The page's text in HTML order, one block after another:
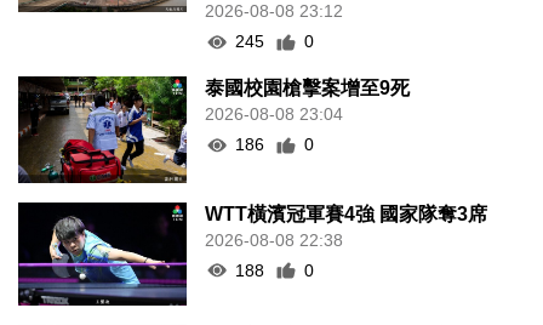
2026-08-08 23:12
245
0
泰國校園槍擊案增至9死
2026-08-08 23:04
186
0
WTT橫濱冠軍賽4強 國家隊奪3席
2026-08-08 22:38
188
0